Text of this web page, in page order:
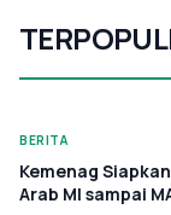
BERITA
Kemenag
Arab MI sampai